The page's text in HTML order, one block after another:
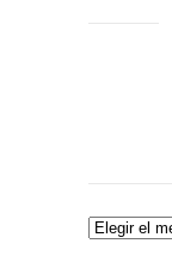
Archivos